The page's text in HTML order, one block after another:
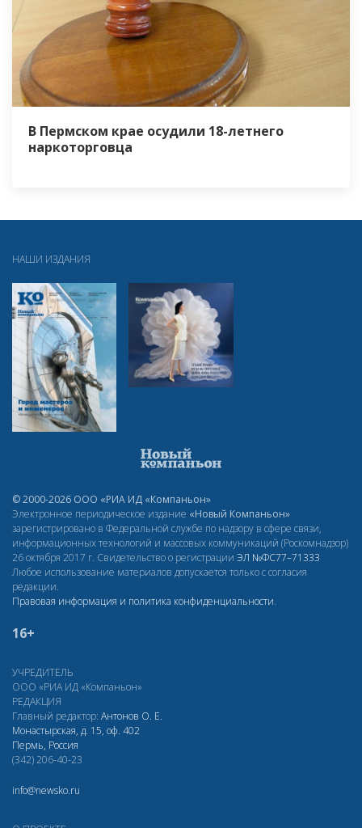
В Пермском крае осудили 18-летнего
наркоторговца
НАШИ ИЗДАНИЯ
© 2000-2026 ООО «РИА ИД «Компаньон»
Электронное периодическое издание «Новый Компаньон»
зарегистрировано в Федеральной службе по надзору в сфере связи,
информационных технологий и массовых коммуникаций (Роскомнадзор)
26 октября 2017 г. Свидетельство о регистрации ЭЛ №ФС77–71333
Любое использование материалов допускается только с согласия
редакции.
Правовая информация и политика конфиденциальности.
16+
УЧРЕДИТЕЛЬ
ООО «РИА ИД «Компаньон»
РЕДАКЦИЯ
Главный редактор: Антонов О. Е.
Монастырская, д. 15, оф. 402
Пермь, Россия
(342) 206-40-23
info@newsko.ru